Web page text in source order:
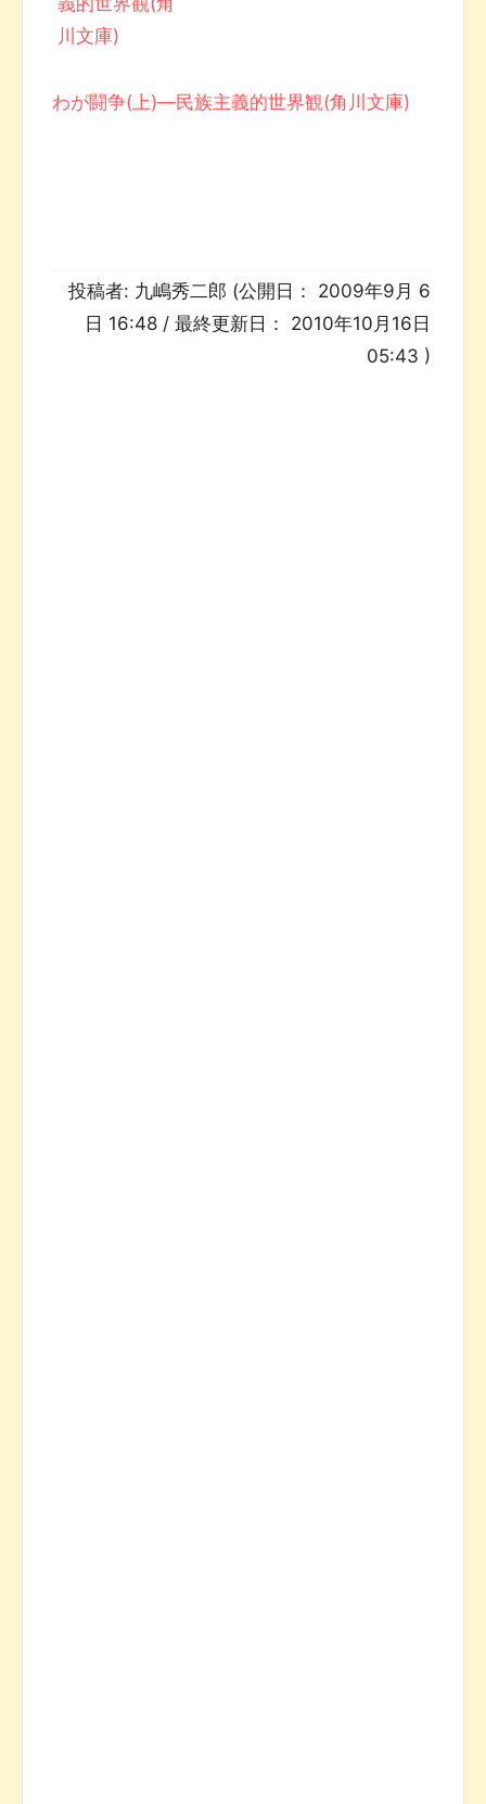
わが闘争(上)―民族主義的世界観(角川文庫)
投稿者: 九嶋秀二郎 (公開日： 2009年9月 6
日 16:48 / 最終更新日： 2010年10月16日
05:43 )